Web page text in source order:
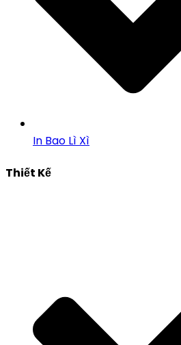
In Bao Lì Xì
Thiết Kế